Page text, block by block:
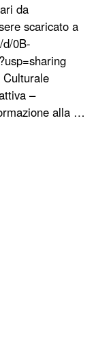
da
scaricato a
0B-
Culturale
–
alla …